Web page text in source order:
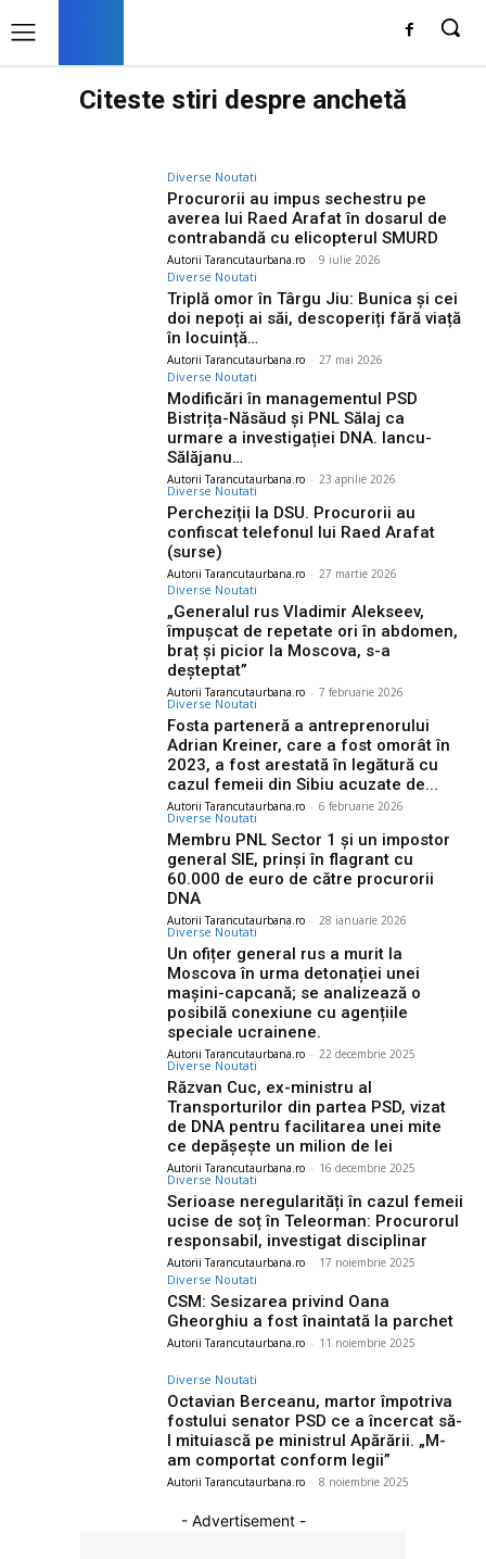
Citeste stiri despre anchetă
Diverse Noutati
Procurorii au impus sechestru pe
averea lui Raed Arafat în dosarul de
contrabandă cu elicopterul SMURD
Autorii Tarancutaurbana.ro - 9 iulie 2026
Diverse Noutati
Triplă omor în Târgu Jiu: Bunica și cei
doi nepoți ai săi, descoperiți fără viață
în locuință…
Autorii Tarancutaurbana.ro - 27 mai 2026
Diverse Noutati
Modificări în managementul PSD
Bistrița-Năsăud și PNL Sălaj ca
urmare a investigației DNA. Iancu-
Sălăjanu…
Autorii Tarancutaurbana.ro - 23 aprilie 2026
Diverse Noutati
Percheziții la DSU. Procurorii au
confiscat telefonul lui Raed Arafat
(surse)
Autorii Tarancutaurbana.ro - 27 martie 2026
Diverse Noutati
„Generalul rus Vladimir Alekseev,
împușcat de repetate ori în abdomen,
braț și picior la Moscova, s-a
deșteptat”
Autorii Tarancutaurbana.ro - 7 februarie 2026
Diverse Noutati
Fosta parteneră a antreprenorului
Adrian Kreiner, care a fost omorât în
2023, a fost arestată în legătură cu
cazul femeii din Sibiu acuzate de...
Autorii Tarancutaurbana.ro - 6 februarie 2026
Diverse Noutati
Membru PNL Sector 1 și un impostor
general SIE, prinși în flagrant cu
60.000 de euro de către procurorii
DNA
Autorii Tarancutaurbana.ro - 28 ianuarie 2026
Diverse Noutati
Un ofițer general rus a murit la
Moscova în urma detonației unei
mașini-capcană; se analizează o
posibilă conexiune cu agențiile
speciale ucrainene.
Autorii Tarancutaurbana.ro - 22 decembrie 2025
Diverse Noutati
Răzvan Cuc, ex-ministru al
Transporturilor din partea PSD, vizat
de DNA pentru facilitarea unei mite
ce depășește un milion de lei
Autorii Tarancutaurbana.ro - 16 decembrie 2025
Diverse Noutati
Serioase neregularități în cazul femeii
ucise de soț în Teleorman: Procurorul
responsabil, investigat disciplinar
Autorii Tarancutaurbana.ro - 17 noiembrie 2025
Diverse Noutati
CSM: Sesizarea privind Oana
Gheorghiu a fost înaintată la parchet
Autorii Tarancutaurbana.ro - 11 noiembrie 2025
Diverse Noutati
Octavian Berceanu, martor împotriva
fostului senator PSD ce a încercat să-
l mituiască pe ministrul Apărării. „M-
am comportat conform legii”
Autorii Tarancutaurbana.ro - 8 noiembrie 2025
- Advertisement -